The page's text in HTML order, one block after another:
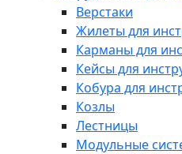
Верстаки
Жилеты для
Карманы для
Кейсы для
Кобура для
Козлы
Лестницы
Модульные